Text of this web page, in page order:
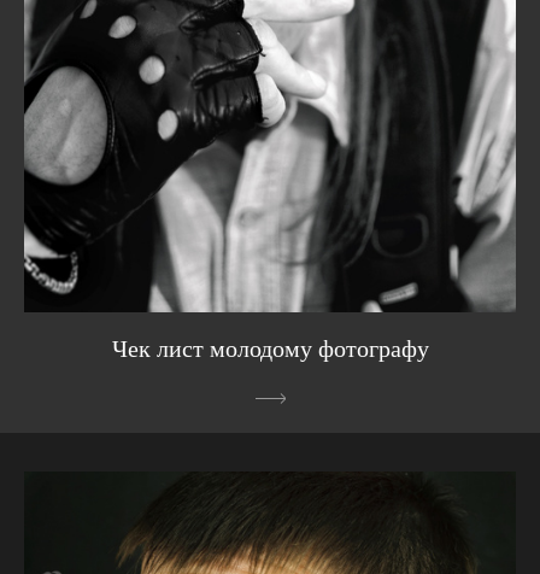
Чек лист молодому фотографу